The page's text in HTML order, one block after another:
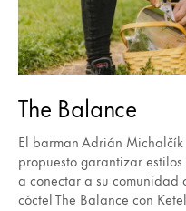
The Balance
El barman Adrián
propuesto garantizar
a conectar a su
cóctel The Balance con